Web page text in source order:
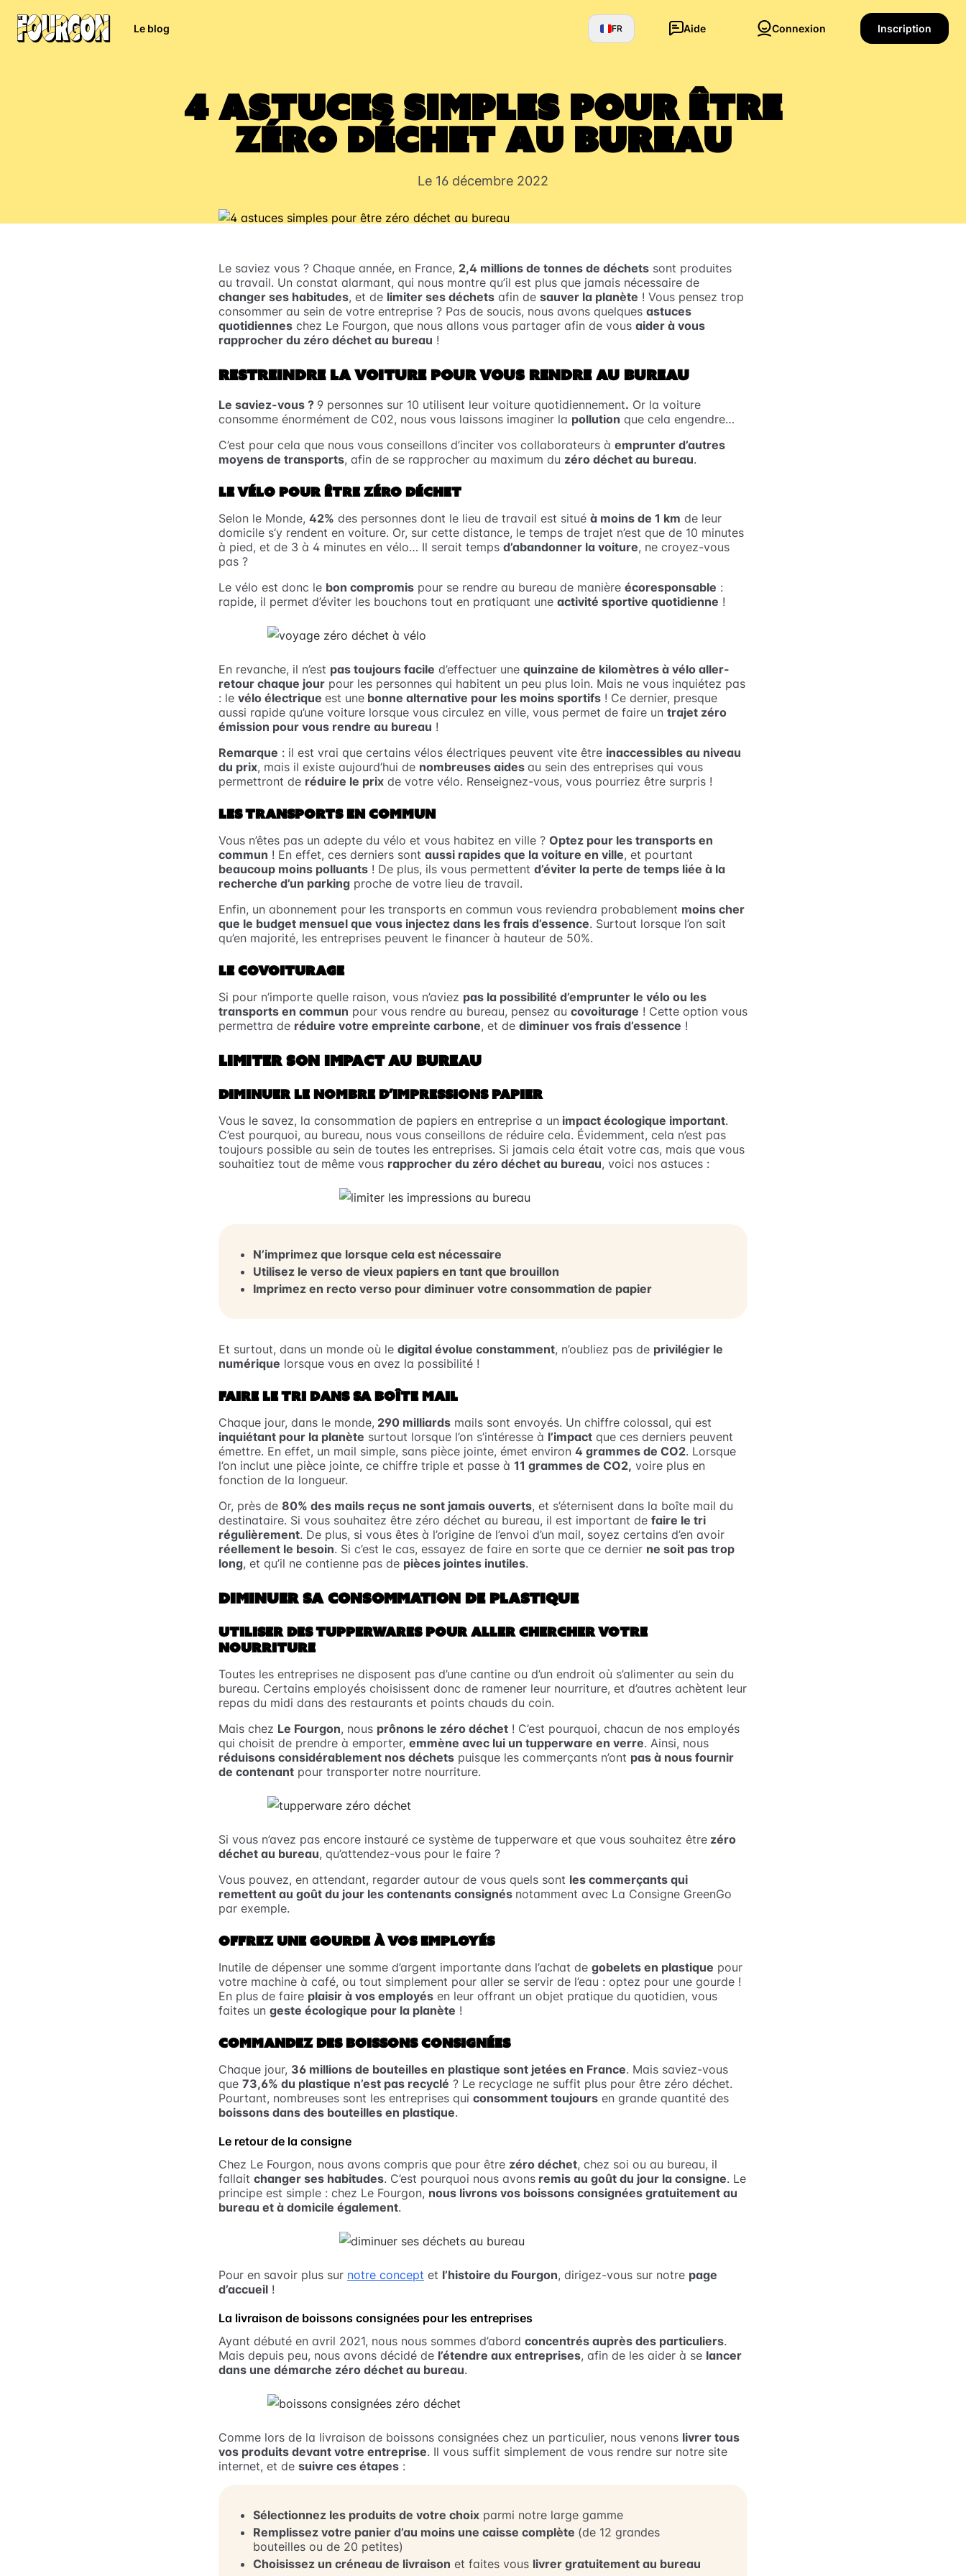
Le blog FR Aide Connexion Inscription
4 astuces simples pour être
zéro déchet au bureau
Le 16 décembre 2022
Le saviez vous ? Chaque année, en France, 2,4 millions de tonnes de déchets sont produites
au travail. Un constat alarmant, qui nous montre qu’il est plus que jamais nécessaire de
changer ses habitudes, et de limiter ses déchets afin de sauver la planète ! Vous pensez trop
consommer au sein de votre entreprise ? Pas de soucis, nous avons quelques astuces
quotidiennes chez Le Fourgon, que nous allons vous partager afin de vous aider à vous
rapprocher du zéro déchet au bureau !
RESTREINDRE LA VOITURE POUR VOUS RENDRE AU BUREAU
Le saviez-vous ? 9 personnes sur 10 utilisent leur voiture quotidiennement. Or la voiture
consomme énormément de C02, nous vous laissons imaginer la pollution que cela engendre…
C’est pour cela que nous vous conseillons d’inciter vos collaborateurs à emprunter d’autres
moyens de transports, afin de se rapprocher au maximum du zéro déchet au bureau.
LE VÉLO POUR ÊTRE ZÉRO DÉCHET
Selon le Monde, 42% des personnes dont le lieu de travail est situé à moins de 1 km de leur
domicile s’y rendent en voiture. Or, sur cette distance, le temps de trajet n’est que de 10 minutes
à pied, et de 3 à 4 minutes en vélo… Il serait temps d’abandonner la voiture, ne croyez-vous
pas ?
Le vélo est donc le bon compromis pour se rendre au bureau de manière écoresponsable :
rapide, il permet d’éviter les bouchons tout en pratiquant une activité sportive quotidienne !
En revanche, il n’est pas toujours facile d’effectuer une quinzaine de kilomètres à vélo aller-
retour chaque jour pour les personnes qui habitent un peu plus loin. Mais ne vous inquiétez pas
: le vélo électrique est une bonne alternative pour les moins sportifs ! Ce dernier, presque
aussi rapide qu’une voiture lorsque vous circulez en ville, vous permet de faire un trajet zéro
émission pour vous rendre au bureau !
Remarque : il est vrai que certains vélos électriques peuvent vite être inaccessibles au niveau
du prix, mais il existe aujourd’hui de nombreuses aides au sein des entreprises qui vous
permettront de réduire le prix de votre vélo. Renseignez-vous, vous pourriez être surpris !
LES TRANSPORTS EN COMMUN
Vous n’êtes pas un adepte du vélo et vous habitez en ville ? Optez pour les transports en
commun ! En effet, ces derniers sont aussi rapides que la voiture en ville, et pourtant
beaucoup moins polluants ! De plus, ils vous permettent d’éviter la perte de temps liée à la
recherche d’un parking proche de votre lieu de travail.
Enfin, un abonnement pour les transports en commun vous reviendra probablement moins cher
que le budget mensuel que vous injectez dans les frais d’essence. Surtout lorsque l’on sait
qu’en majorité, les entreprises peuvent le financer à hauteur de 50%.
LE COVOITURAGE
Si pour n’importe quelle raison, vous n’aviez pas la possibilité d’emprunter le vélo ou les
transports en commun pour vous rendre au bureau, pensez au covoiturage ! Cette option vous
permettra de réduire votre empreinte carbone, et de diminuer vos frais d’essence !
LIMITER SON IMPACT AU BUREAU
DIMINUER LE NOMBRE D’IMPRESSIONS PAPIER
Vous le savez, la consommation de papiers en entreprise a un impact écologique important.
C’est pourquoi, au bureau, nous vous conseillons de réduire cela. Évidemment, cela n’est pas
toujours possible au sein de toutes les entreprises. Si jamais cela était votre cas, mais que vous
souhaitiez tout de même vous rapprocher du zéro déchet au bureau, voici nos astuces :
N’imprimez que lorsque cela est nécessaire
Utilisez le verso de vieux papiers en tant que brouillon
Imprimez en recto verso pour diminuer votre consommation de papier
Et surtout, dans un monde où le digital évolue constamment, n’oubliez pas de privilégier le
numérique lorsque vous en avez la possibilité !
FAIRE LE TRI DANS SA BOÎTE MAIL
Chaque jour, dans le monde, 290 milliards mails sont envoyés. Un chiffre colossal, qui est
inquiétant pour la planète surtout lorsque l’on s’intéresse à l’impact que ces derniers peuvent
émettre. En effet, un mail simple, sans pièce jointe, émet environ 4 grammes de CO2. Lorsque
l’on inclut une pièce jointe, ce chiffre triple et passe à 11 grammes de CO2, voire plus en
fonction de la longueur.
Or, près de 80% des mails reçus ne sont jamais ouverts, et s’éternisent dans la boîte mail du
destinataire. Si vous souhaitez être zéro déchet au bureau, il est important de faire le tri
régulièrement. De plus, si vous êtes à l’origine de l’envoi d’un mail, soyez certains d’en avoir
réellement le besoin. Si c’est le cas, essayez de faire en sorte que ce dernier ne soit pas trop
long, et qu’il ne contienne pas de pièces jointes inutiles.
DIMINUER SA CONSOMMATION DE PLASTIQUE
UTILISER DES TUPPERWARES POUR ALLER CHERCHER VOTRE
NOURRITURE
Toutes les entreprises ne disposent pas d’une cantine ou d’un endroit où s’alimenter au sein du
bureau. Certains employés choisissent donc de ramener leur nourriture, et d’autres achètent leur
repas du midi dans des restaurants et points chauds du coin.
Mais chez Le Fourgon, nous prônons le zéro déchet ! C’est pourquoi, chacun de nos employés
qui choisit de prendre à emporter, emmène avec lui un tupperware en verre. Ainsi, nous
réduisons considérablement nos déchets puisque les commerçants n’ont pas à nous fournir
de contenant pour transporter notre nourriture.
Si vous n’avez pas encore instauré ce système de tupperware et que vous souhaitez être zéro
déchet au bureau, qu’attendez-vous pour le faire ?
Vous pouvez, en attendant, regarder autour de vous quels sont les commerçants qui
remettent au goût du jour les contenants consignés notamment avec La Consigne GreenGo
par exemple.
OFFREZ UNE GOURDE À VOS EMPLOYÉS
Inutile de dépenser une somme d’argent importante dans l’achat de gobelets en plastique pour
votre machine à café, ou tout simplement pour aller se servir de l’eau : optez pour une gourde !
En plus de faire plaisir à vos employés en leur offrant un objet pratique du quotidien, vous
faites un geste écologique pour la planète !
COMMANDEZ DES BOISSONS CONSIGNÉES
Chaque jour, 36 millions de bouteilles en plastique sont jetées en France. Mais saviez-vous
que 73,6% du plastique n’est pas recyclé ? Le recyclage ne suffit plus pour être zéro déchet.
Pourtant, nombreuses sont les entreprises qui consomment toujours en grande quantité des
boissons dans des bouteilles en plastique.
Le retour de la consigne
Chez Le Fourgon, nous avons compris que pour être zéro déchet, chez soi ou au bureau, il
fallait changer ses habitudes. C’est pourquoi nous avons remis au goût du jour la consigne. Le
principe est simple : chez Le Fourgon, nous livrons vos boissons consignées gratuitement au
bureau et à domicile également.
Pour en savoir plus sur notre concept et l’histoire du Fourgon, dirigez-vous sur notre page
d’accueil !
La livraison de boissons consignées pour les entreprises
Ayant débuté en avril 2021, nous nous sommes d’abord concentrés auprès des particuliers.
Mais depuis peu, nous avons décidé de l’étendre aux entreprises, afin de les aider à se lancer
dans une démarche zéro déchet au bureau.
Comme lors de la livraison de boissons consignées chez un particulier, nous venons livrer tous
vos produits devant votre entreprise. Il vous suffit simplement de vous rendre sur notre site
internet, et de suivre ces étapes :
Sélectionnez les produits de votre choix parmi notre large gamme
Remplissez votre panier d’au moins une caisse complète (de 12 grandes
bouteilles ou de 20 petites)
Choisissez un créneau de livraison et faites vous livrer gratuitement au bureau